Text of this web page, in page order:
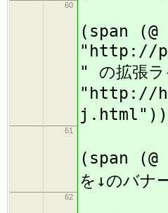
60
(span
"http://
" の拡張
"http://
j.html"))
61
(span
を↓のバナ
62